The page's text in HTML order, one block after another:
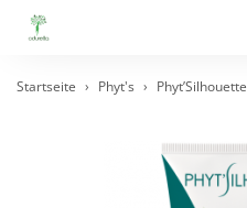
Startseite Phyt's Phyt’Silhouette